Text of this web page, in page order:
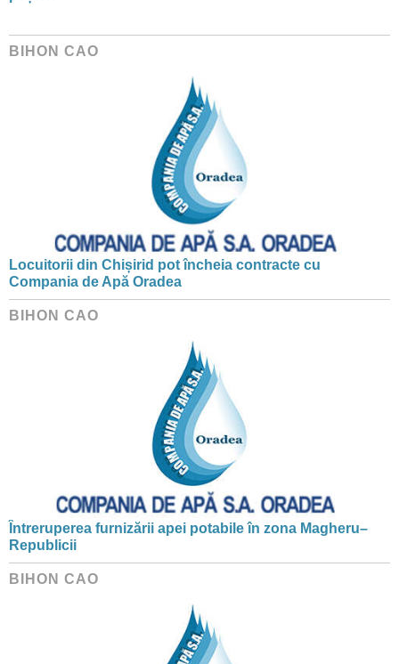
BIHON CAO
Locuitorii din Chișirid pot încheia contracte cu
Compania de Apă Oradea
BIHON CAO
Întreruperea furnizării apei potabile în zona Magheru–
Republicii
BIHON CAO